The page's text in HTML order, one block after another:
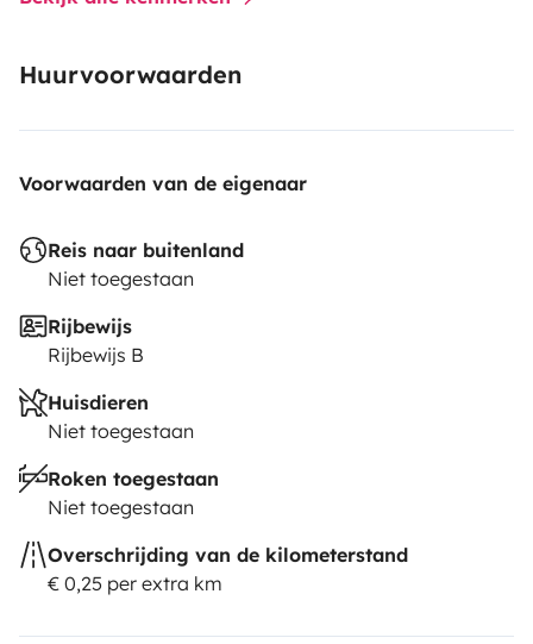
Huurvoorwaarden
Voorwaarden van de eigenaar
Reis naar buitenland
Niet toegestaan
Rijbewijs
Rijbewijs B
Huisdieren
Niet toegestaan
Roken toegestaan
Niet toegestaan
Overschrijding van de kilometerstand
€ 0,25 per extra km